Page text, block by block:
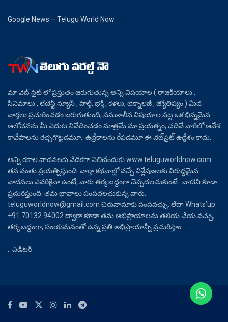
Google News – Telugu World Now
మా వెబ్ సైట్ లో ప్రస్తుతం జరుగుతున్న అన్ని విషయాల ( రాజకీయాలు ,
సినిమాలు , లేటెస్ట్ న్యూస్ , హెల్త్, భక్తి , కళలు, టెక్నాలజీ , జ్యోతిష్యం ) మీద
వార్తలు ప్రచురించడం జరుగుతుంది, సమకాలీన విషయాల పట్ల ఒక భిన్నమైన
ఆలోచనను మీ ఎదుట నివేదించడం మాత్రమే మా ప్రయత్నం, చదివే వారిలో ఆవేశ
కావేషాలను రెచ్చగొట్టడమూ.. ఉద్రేకాలను రేపడమూ ఈ వెబ్‌సైట్ ఉద్దేశం కాదు.
అన్ని రకాల వాదనలకు వేదికగా నిలిచేందుకు www.teluguworldnow.com
తన వంతు ప్రయత్నిస్తుంది. వార్తా కథనాల్లో వచ్చే విశ్లేషణలకు విరుద్ధమైన
వాదనలు ఎవరికైనా ఉంటే, వారు తర్కబద్ధంగా చెప్పదలచుకుంటే.. వాటిని కూడా
ప్రచురిస్తుంది. తమ భావాలు పంపదలచుకున్న వారు..
teluguworldnow@gmail.com చిరునామాకు పంపవచ్చు. లేదా Whats’up
+91 70132 94002 ద్వారా కూడా తమ అభిప్రాయాలను తెలియ చేయ వచ్చు,
తర్కబద్ధంగా, సంయమనంతో ఉన్న ప్రతి అభిప్రాయాన్నీ ప్రచురిస్తాం.
.. ఎడిటర్